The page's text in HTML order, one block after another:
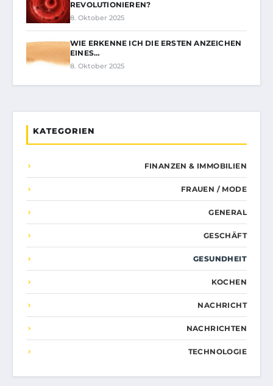
REVOLUTIONIEREN?
8. Oktober 2025
WIE ERKENNE ICH DIE ERSTEN ANZEICHEN
EINES…
8. Oktober 2025
KATEGORIEN
FINANZEN & IMMOBILIEN
FRAUEN / MODE
GENERAL
GESCHÄFT
GESUNDHEIT
KOCHEN
NACHRICHT
NACHRICHTEN
TECHNOLOGIE